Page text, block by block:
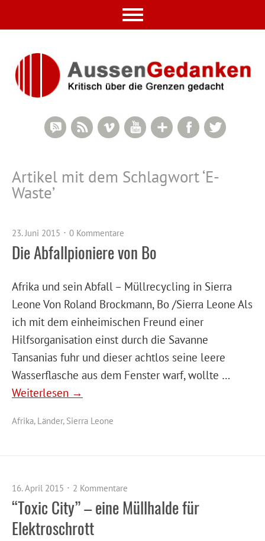
Twitter
Facebook
Google+
YouTube
Vimeo
RSS Feed
RSS Comments
Artikel mit dem Schlagwort ‘E-
Waste’
23. Juni 2015 0 Kommentare
Die Abfallpioniere von Bo
Afrika und sein Abfall – Müllrecycling in Sierra
Leone Von Roland Brockmann, Bo /Sierra Leone Als
ich mit dem einheimischen Freund einer
Hilfsorganisation einst durch die Savanne
Tansanias fuhr und dieser achtlos seine leere
Wasserflasche aus dem Fenster warf, wollte …
Weiterlesen →
Afrika, Länder, Sierra Leone
16. April 2015 2 Kommentare
“Toxic City” – eine Müllhalde für
Elektroschrott